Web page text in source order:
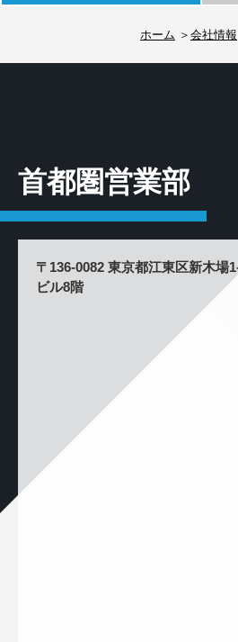
ホーム 会社情報
首都圏営業部
〒136-0082 東京都江東区新木場
ビル8階